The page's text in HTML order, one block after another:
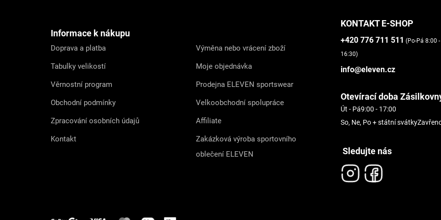
Informace k nákupu
Doprava a platba
Tabulky velikostí
Věrnostní program
Obchodní podmínky
Zpracování osobních údajů
Kontakt
Výměna nebo vrácení zboží
Moje objednávka
Prodejna ELEVEN sportswear
Velkoobchodní spolupráce
Affiliate
Zakázková výroba sportovního
oblečení ELEVEN
KONTAKT E-SHOP
+420 776 711 511 (Po-Pá 8:00 -
16:30)
info@eleven.cz
Otevírací doba
Út - Pá9:00 - 17:00
So, Ne, Po + státní svátky
Sledujte nás